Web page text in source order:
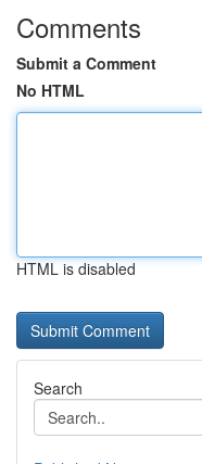
Comments
Submit a Comment
No HTML
HTML is disabled
Search